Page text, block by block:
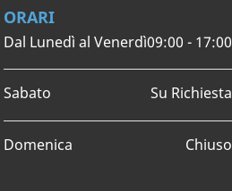
ORARI
Dal Lunedì al Venerdì09:00 - 17:00
Sabato Su Richiesta
Domenica Chiuso